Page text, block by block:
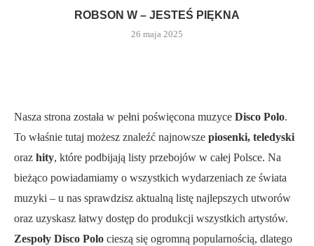
ROBSON W – JESTEŚ PIĘKNA
26 maja 2025
Nasza strona została w pełni poświęcona muzyce Disco Polo.
To właśnie tutaj możesz znaleźć najnowsze piosenki, teledyski
oraz hity, które podbijają listy przebojów w całej Polsce. Na
bieżąco powiadamiamy o wszystkich wydarzeniach ze świata
muzyki – u nas sprawdzisz aktualną listę najlepszych utworów
oraz uzyskasz łatwy dostęp do produkcji wszystkich artystów.
Zespoły Disco Polo cieszą się ogromną popularnością, dlatego